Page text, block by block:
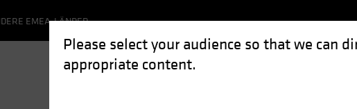
Please select your audience so that we can
appropriate content.
EMEA-LÄNDER